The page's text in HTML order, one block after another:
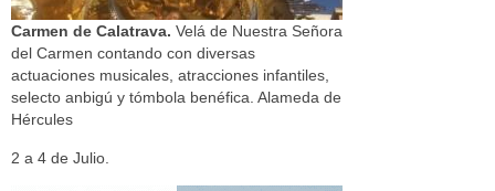
Carmen de Calatrava. Velá de Nuestra Señora
del Carmen contando con diversas
actuaciones musicales, atracciones infantiles,
selecto anbigú y tómbola benéfica. Alameda de
Hércules
2 a 4 de Julio.